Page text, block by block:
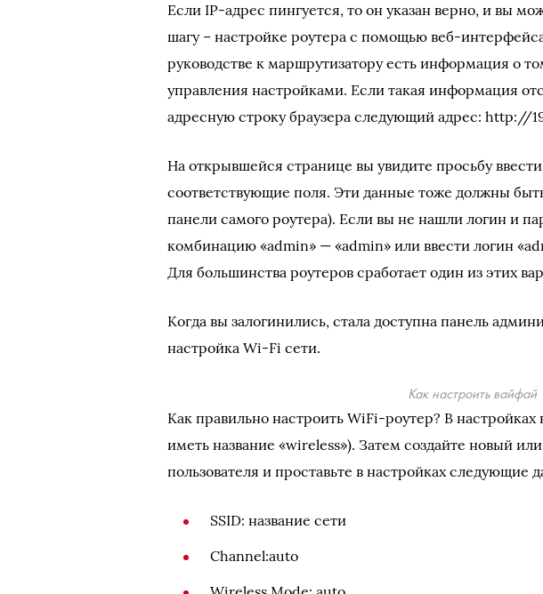
Если IP-адрес пингуется, то он указан верно, и вы
шагу – настройке роутера с помощью веб-
руководстве к маршрутизатору есть информация о
управления настройками. Если такая информация
адресную строку браузера следующий адрес: http://
На открывшейся странице вы увидите просьбу
соответствующие поля. Эти данные тоже должны
панели самого роутера). Если вы не нашли логин и
комбинацию «admin» — «admin» или ввести логин
Для большинства роутеров сработает один из этих
Когда вы залогинились, стала доступна панель
настройка Wi-Fi сети.
Как настроить вайфай
Как правильно настроить WiFi-роутер? В
иметь название «wireless»). Затем создайте новый
пользователя и проставьте в настройках следующие
SSID: название сети
Channel:auto